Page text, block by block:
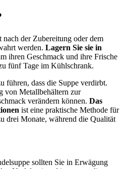
der Zubereitung oder dem
werden. Lagern Sie sie in
ihren Geschmack und ihre Frische
fünf Tage im Kühlschrank.
führen, dass die Suppe verdirbt.
von Metallbehältern zur
verändern können. Das
ist eine praktische Methode für
drei Monate, während die Qualität
sollten Sie in Erwägung